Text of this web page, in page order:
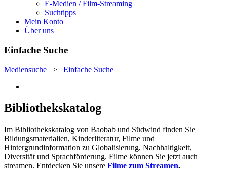
E-Medien / Film-Streaming
Suchtipps
Mein Konto
Über uns
Einfache Suche
Mediensuche > Einfache Suche
Bibliothekskatalog
Im Bibliothekskatalog von Baobab und Südwind finden Sie
Bildungsmaterialien, Kinderliteratur, Filme und
Hintergrundinformation zu Globalisierung, Nachhaltigkeit,
Diversität und Sprachförderung. Filme können Sie jetzt auch
streamen. Entdecken Sie unsere Filme zum Streamen.